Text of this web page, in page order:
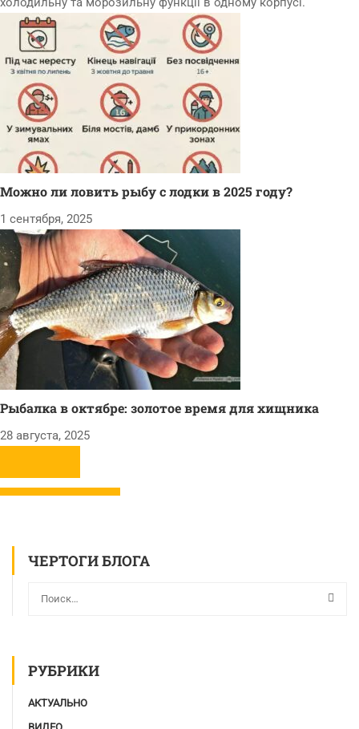
Можно ли ловить рыбу с лодки в 2025 году?
1 сентября, 2025
Рыбалка в октябре: золотое время для хищника
28 августа, 2025
ЧЕРТОГИ БЛОГА
РУБРИКИ
АКТУАЛЬНО
ВИДЕО